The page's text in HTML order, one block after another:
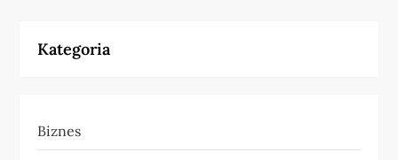
a
j
Kategoria
Biznes